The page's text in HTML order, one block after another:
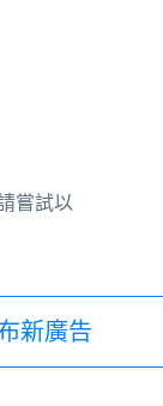
嘗試以
新廣告